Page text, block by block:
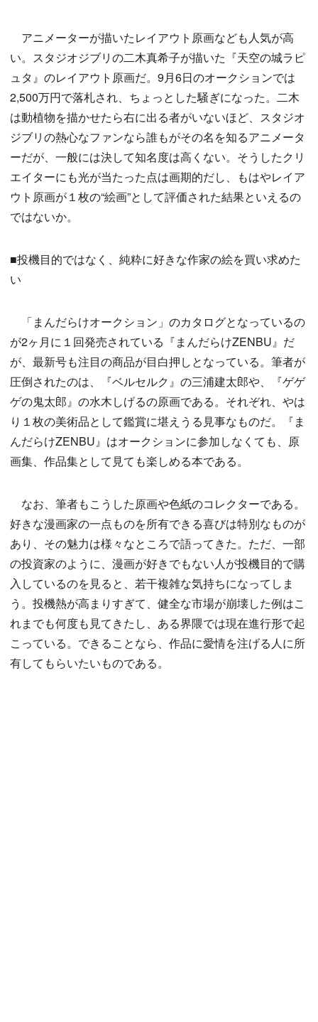
アニメーターが描いたレイアウト原画なども人気が高
い。スタジオジブリの二木真希子が描いた『天空の城ラピ
ュタ』のレイアウト原画だ。9月6日のオークションでは
2,500万円で落札され、ちょっとした騒ぎになった。二木
は動植物を描かせたら右に出る者がいないほど、スタジオ
ジブリの熱心なファンなら誰もがその名を知るアニメータ
ーだが、一般には決して知名度は高くない。そうしたクリ
エイターにも光が当たった点は画期的だし、もはやレイア
ウト原画が１枚の“絵画”として評価された結果といえるの
ではないか。
■投機目的ではなく、純粋に好きな作家の絵を買い求めた
い
「まんだらけオークション」のカタログとなっているの
が2ヶ月に１回発売されている『まんだらけZENBU』だ
が、最新号も注目の商品が目白押しとなっている。筆者が
圧倒されたのは、『ベルセルク』の三浦建太郎や、『ゲゲ
ゲの鬼太郎』の水木しげるの原画である。それぞれ、やは
り１枚の美術品として鑑賞に堪えうる見事なものだ。『ま
んだらけZENBU』はオークションに参加しなくても、原
画集、作品集として見ても楽しめる本である。
なお、筆者もこうした原画や色紙のコレクターである。
好きな漫画家の一点ものを所有できる喜びは特別なものが
あり、その魅力は様々なところで語ってきた。ただ、一部
の投資家のように、漫画が好きでもない人が投機目的で購
入しているのを見ると、若干複雑な気持ちになってしま
う。投機熱が高まりすぎて、健全な市場が崩壊した例はこ
れまでも何度も見てきたし、ある界隈では現在進行形で起
こっている。できることなら、作品に愛情を注げる人に所
有してもらいたいものである。